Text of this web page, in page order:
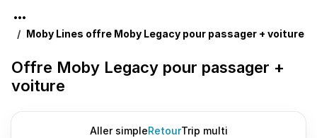
Moby Lines offre Moby Legacy pour passager + voiture
Offre Moby Legacy pour passager +
voiture
Aller simpleRetourTrip multi